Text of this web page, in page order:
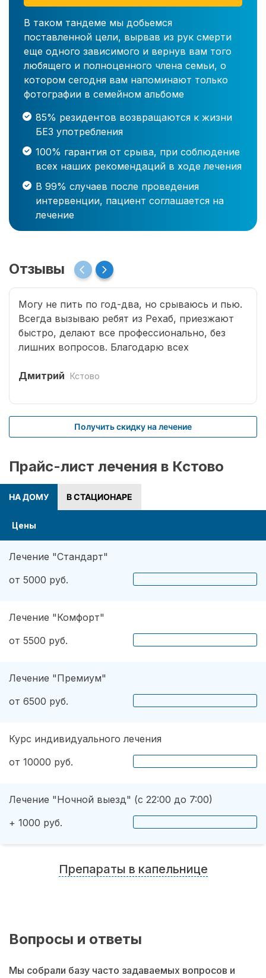
В таком тандеме мы добьемся
поставленной цели, вырвав из рук смерти
еще одного зависимого и вернув вам того
любящего и полноценного члена семьи, о
котором сегодня вам напоминают только
фотографии в семейном альбоме
85% резидентов возвращаются к жизни
БЕЗ употребления
100% гарантия от срыва, при соблюдение
всех наших рекомендаций в ходе лечения
В 99% случаев после проведения
интервенции, пациент соглашается на
лечение
Отзывы
Могу не пить по год-два, но срываюсь и пью.
Всегда вызываю ребят из Рехаб, приезжают
быстро, делают все профессионально, без
лишних вопросов. Благодарю всех
Дмитрий
Кстово
Получить скидку на лечение
Прайс-лист лечения в Кстово
НА ДОМУ В СТАЦИОНАРЕ
Цены
Лечение "Стандарт"
от 5000 руб.
Лечение "Комфорт"
от 5500 руб.
Лечение "Премиум"
от 6500 руб.
Курс индивидуального лечения
от 10000 руб.
Лечение "Ночной выезд" (с 22:00 до 7:00)
+ 1000 руб.
Препараты в капельнице
Вопросы и ответы
Мы собрали базу часто задаваемых вопросов и